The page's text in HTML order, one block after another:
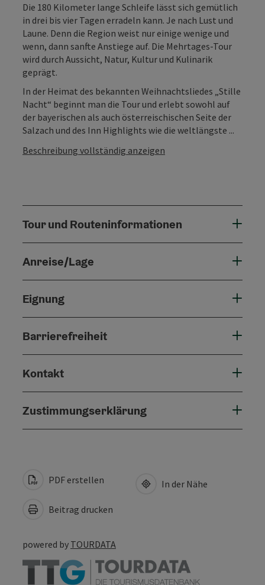
Die 180 Kilometer lange Schleife lässt sich gemütlich
in drei bis vier Tagen erradeln kann. Je nach Lust und
Laune. Denn die Region weist nur einige wenige und
wenn, dann sanfte Anstiege auf. Die Mehrtages-Tour
wird durch Aussicht, Natur, Kultur und Kulinarik
geprägt.
In der Heimat des bekannten Weihnachtsliedes „Stille
Nacht“ beginnt man die Tour und erlebt sowohl auf
der bayerischen als auch österreischischen Seite der
Salzach und des Inn Highlights wie die weltlängste ...
Beschreibung vollständig anzeigen
Tour und Routeninformationen
Anreise/Lage
Eignung
Barrierefreiheit
Kontakt
Zustimmungserklärung
PDF erstellen
Beitrag drucken
In der Nähe
powered by TOURDATA